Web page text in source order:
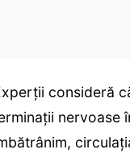
consideră
nervoase